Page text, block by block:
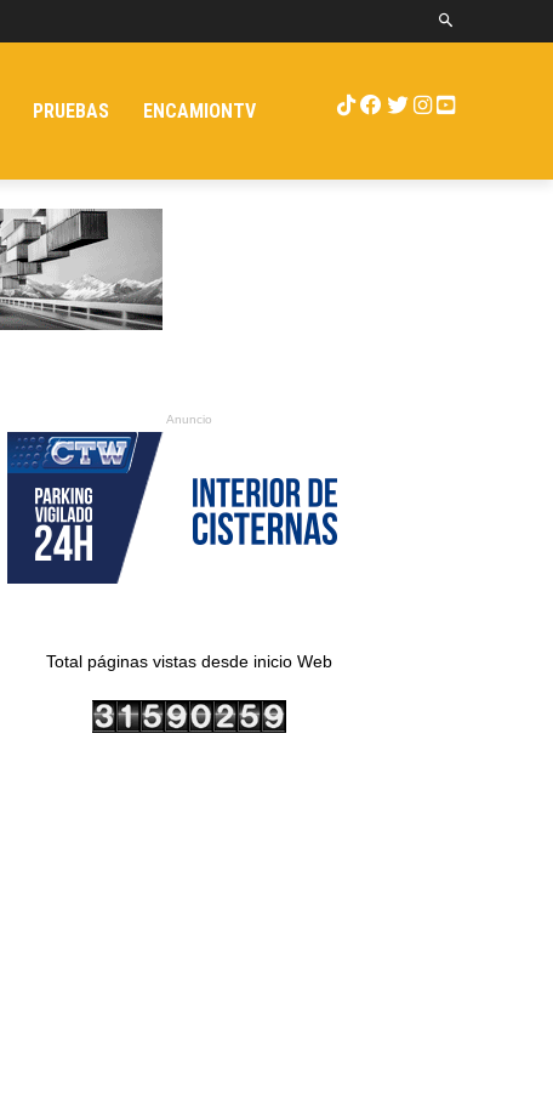
PRUEBAS ENCAMIONTV
Anuncio
Total páginas vistas desde inicio Web